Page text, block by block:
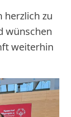
zu
wünschen
weiterhin